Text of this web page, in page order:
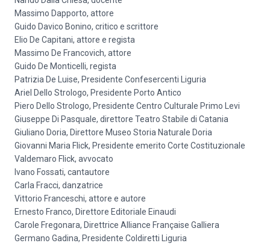
Massimo Dapporto, attore
Guido Davico Bonino, critico e scrittore
Elio De Capitani, attore e regista
Massimo De Francovich, attore
Guido De Monticelli, regista
Patrizia De Luise, Presidente Confesercenti Liguria
Ariel Dello Strologo, Presidente Porto Antico
Piero Dello Strologo, Presidente Centro Culturale Primo Levi
Giuseppe Di Pasquale, direttore Teatro Stabile di Catania
Giuliano Doria, Direttore Museo Storia Naturale Doria
Giovanni Maria Flick, Presidente emerito Corte Costituzionale
Valdemaro Flick, avvocato
Ivano Fossati, cantautore
Carla Fracci, danzatrice
Vittorio Franceschi, attore e autore
Ernesto Franco, Direttore Editoriale Einaudi
Carole Fregonara, Direttrice Alliance Française Galliera
Germano Gadina, Presidente Coldiretti Liguria